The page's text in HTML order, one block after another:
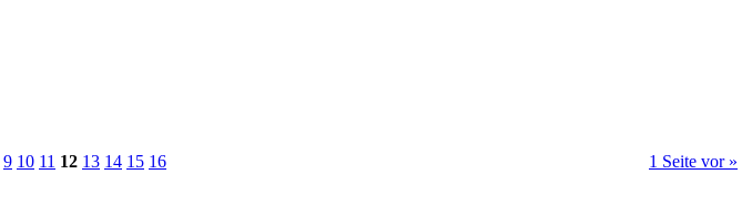
9 10 11 12 13 14 15 16 1 Seite vor »